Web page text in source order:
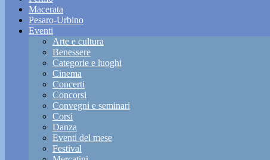
Macerata
Pesaro-Urbino
Eventi
Arte e cultura
Benessere
Categorie e luoghi
Cinema
Concerti
Concorsi
Convegni e seminari
Corsi
Danza
Eventi del mese
Festival